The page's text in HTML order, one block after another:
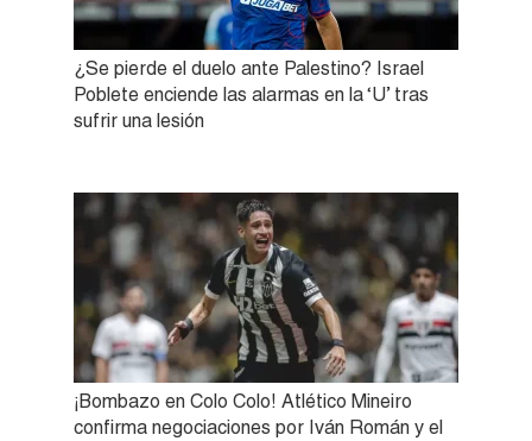
¿Se pierde el duelo ante Palestino? Israel
Poblete enciende las alarmas en la ‘U’ tras
sufrir una lesión
¡Bombazo en Colo Colo! Atlético Mineiro
confirma negociaciones por Iván Román y el